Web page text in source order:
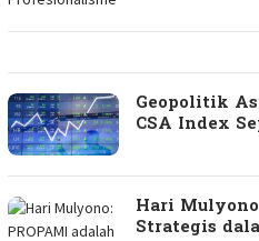
Geopolitik
CSA Index
Hari
Strategis